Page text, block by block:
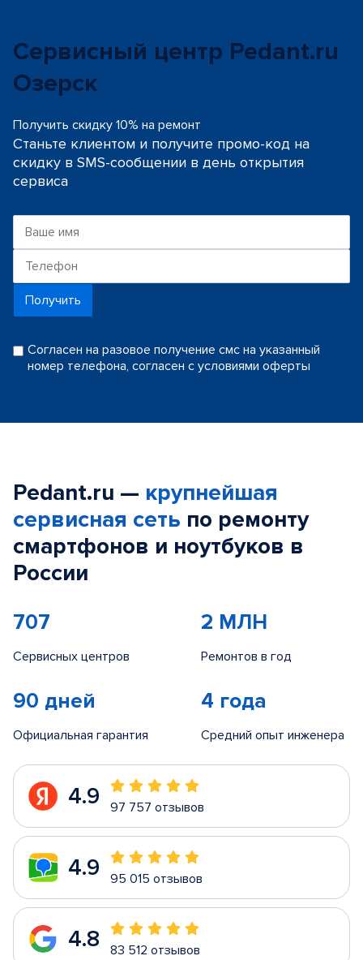
Сервисный центр Pedant.ru
Озерск
Получить скидку 10% на ремонт
Станьте клиентом и получите промо-код на
скидку в SMS-сообщении в день открытия
сервиса
Получить
Согласен на разовое получение смс на указанный
номер телефона, согласен с условиями оферты
Pedant.ru — крупнейшая
сервисная сеть по ремонту
смартфонов и ноутбуков в
России
707
Сервисных центров
2 МЛН
Ремонтов в год
90 дней
Официальная гарантия
4 года
Средний опыт инженера
4.9 97 757 отзывов
4.9 95 015 отзывов
4.8 83 512 отзывов